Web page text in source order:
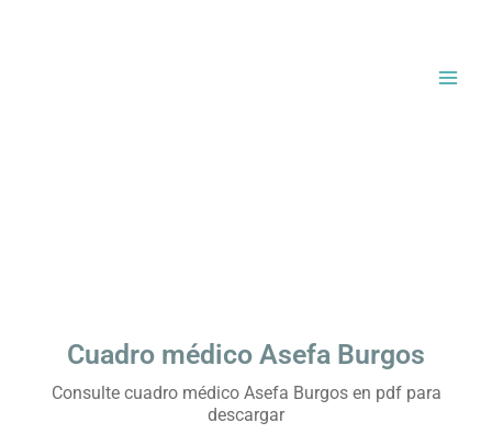
Cuadro médico Asefa Burgos
Consulte cuadro médico Asefa Burgos en pdf para
descargar